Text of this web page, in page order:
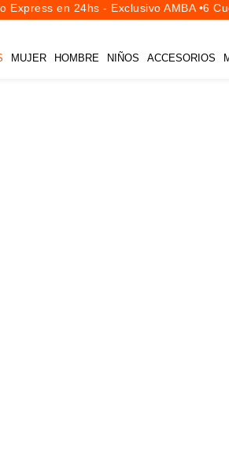
MUJER HOMBRE NIÑOS ACCESORIOS
Express en 24hs - Exclusivo AMBA • 6